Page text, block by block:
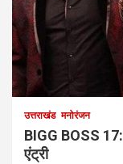
उत्तराखंड मनोरंजन
BIGG BOSS 17:
एंट्री